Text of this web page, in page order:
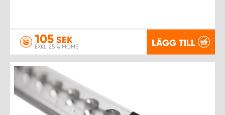
105 SEK
EXKL. 25 % MOMS LÄGG TILL